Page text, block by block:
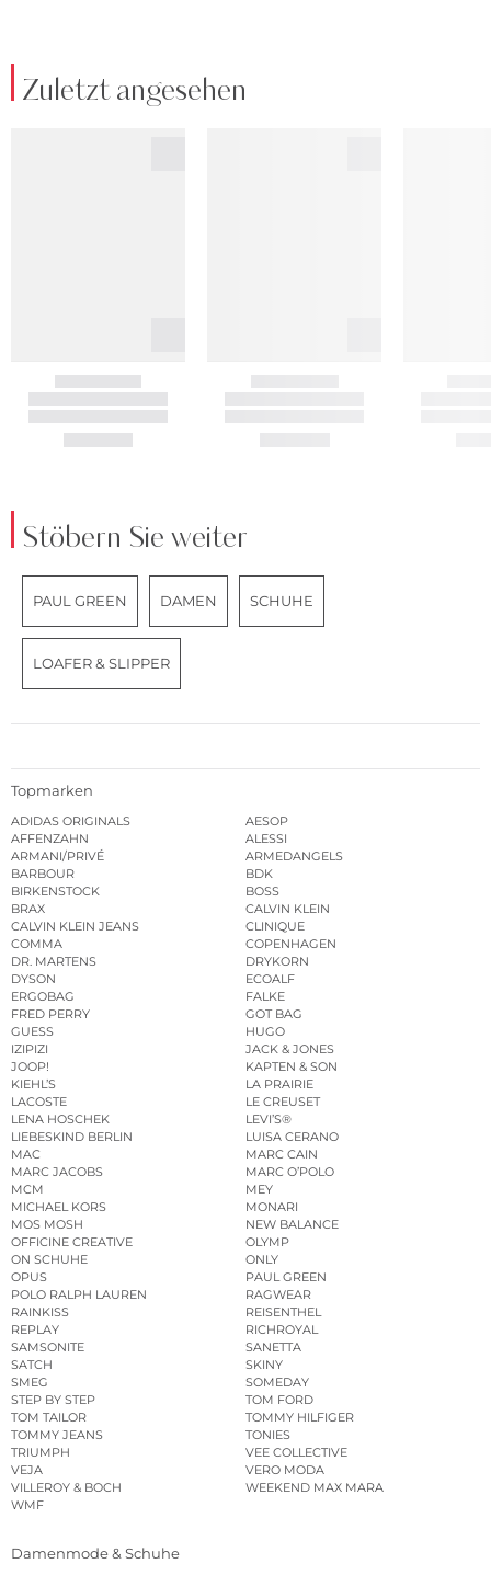
Zuletzt angesehen
Stöbern Sie weiter
PAUL GREEN DAMEN SCHUHE
LOAFER & SLIPPER
Topmarken
ADIDAS ORIGINALS
AESOP
AFFENZAHN
ALESSI
ARMANI/PRIVÉ
ARMEDANGELS
BARBOUR
BDK
BIRKENSTOCK
BOSS
BRAX
CALVIN KLEIN
CALVIN KLEIN JEANS
CLINIQUE
COMMA
COPENHAGEN
DR. MARTENS
DRYKORN
DYSON
ECOALF
ERGOBAG
FALKE
FRED PERRY
GOT BAG
GUESS
HUGO
IZIPIZI
JACK & JONES
JOOP!
KAPTEN & SON
KIEHL’S
LA PRAIRIE
LACOSTE
LE CREUSET
LENA HOSCHEK
LEVI’S®
LIEBESKIND BERLIN
LUISA CERANO
MAC
MARC CAIN
MARC JACOBS
MARC O’POLO
MCM
MEY
MICHAEL KORS
MONARI
MOS MOSH
NEW BALANCE
OFFICINE CREATIVE
OLYMP
ON SCHUHE
ONLY
OPUS
PAUL GREEN
POLO RALPH LAUREN
RAGWEAR
RAINKISS
REISENTHEL
REPLAY
RICHROYAL
SAMSONITE
SANETTA
SATCH
SKINY
SMEG
SOMEDAY
STEP BY STEP
TOM FORD
TOM TAILOR
TOMMY HILFIGER
TOMMY JEANS
TONIES
TRIUMPH
VEE COLLECTIVE
VEJA
VERO MODA
VILLEROY & BOCH
WEEKEND MAX MARA
WMF
Damenmode & Schuhe